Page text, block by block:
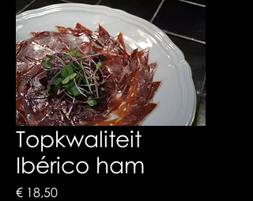
Topkwaliteit
Ibérico ham
€ 18,50Prijs